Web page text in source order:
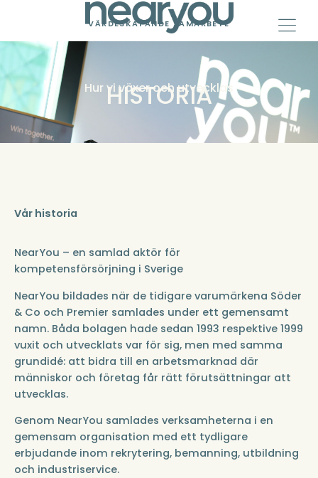
content
VÄRDESKAPANDE SAMARBETE
HISTORIA
Hur vi växer och utvecklas
Vår historia
NearYou – en samlad aktör för
kompetensförsörjning i Sverige
NearYou bildades när de tidigare varumärkena Söder
& Co och Premier samlades under ett gemensamt
namn. Båda bolagen hade sedan 1993 respektive 1999
vuxit och utvecklats var för sig, men med samma
grundidé: att bidra till en arbetsmarknad där
människor och företag får rätt förutsättningar att
utvecklas.
Genom NearYou samlades verksamheterna i en
gemensam organisation med ett tydligare
erbjudande inom rekrytering, bemanning, utbildning
och industriservice.